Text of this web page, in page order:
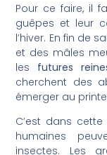
Pour ce faire, il
guêpes et leur
l’hiver. En fin de
et des mâles
les futures
cherchent des
émerger au
C’est dans
humaines
insectes. Les